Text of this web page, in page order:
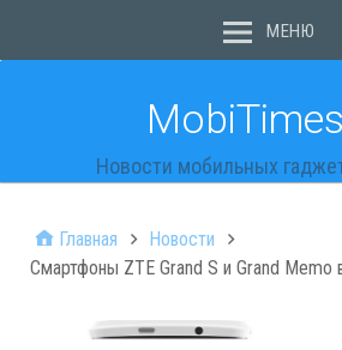
МЕНЮ
Новости мобильных
Главная
Новости
Смартфоны ZTE Grand S и Grand Memo